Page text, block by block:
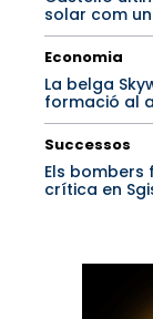
solar com
Economia
La belga
formació al
Successos
Els bombers
crítica en